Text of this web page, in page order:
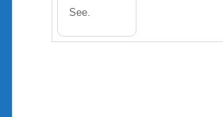
See.